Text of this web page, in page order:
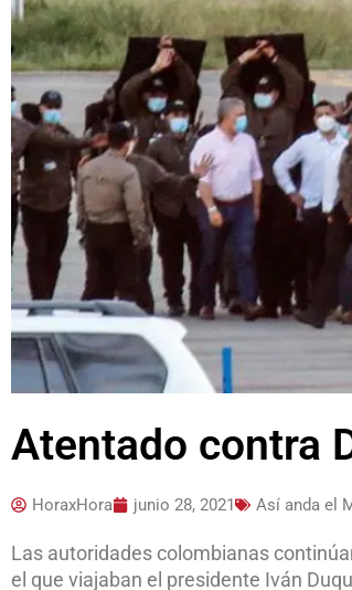
Atentado contra
HoraxHora junio 28, 2021 Así anda el
Las autoridades colombianas
el que viajaban el presidente Iván